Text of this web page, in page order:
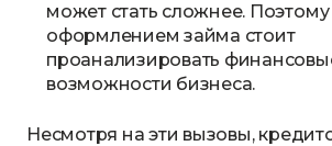
может стать сложнее.
оформлением займа стоит
проанализировать
возможности бизнеса.
Несмотря на эти вызовы,